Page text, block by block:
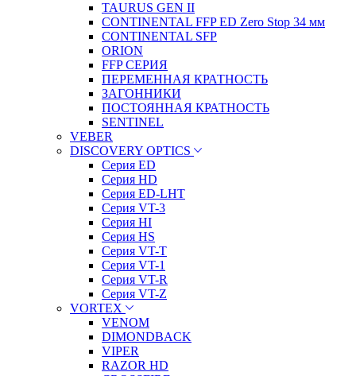
TAURUS GEN II
CONTINENTAL FFP ED Zero Stop 34 мм
CONTINENTAL SFP
ORION
FFP СЕРИЯ
ПЕРЕМЕННАЯ КРАТНОСТЬ
ЗАГОННИКИ
ПОСТОЯННАЯ КРАТНОСТЬ
SENTINEL
VEBER
DISCOVERY OPTICS
Серия ED
Серия HD
Серия ED-LHT
Серия VT-3
Серия HI
Серия HS
Серия VT-T
Серия VT-1
Серия VT-R
Серия VT-Z
VORTEX
VENOM
DIMONDBACK
VIPER
RAZOR HD